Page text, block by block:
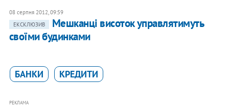
08 серпня 2012, 09:59
ЕКСКЛЮЗИВ
Мешканці висоток управлятимуть
своїми будинками
БАНКИ КРЕДИТИ
РЕКЛАМА